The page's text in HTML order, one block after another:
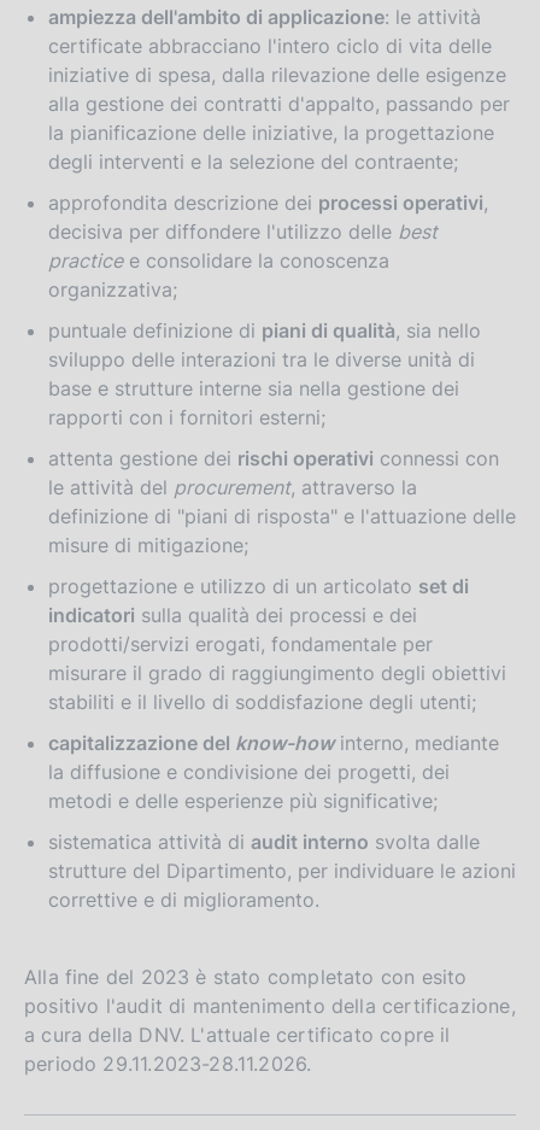
ampiezza dell'ambito di applicazione: le attività
certificate abbracciano l'intero ciclo di vita delle
iniziative di spesa, dalla rilevazione delle esigenze
alla gestione dei contratti d'appalto, passando per
la pianificazione delle iniziative, la progettazione
degli interventi e la selezione del contraente;
approfondita descrizione dei processi operativi,
decisiva per diffondere l'utilizzo delle best
practicee consolidare la conoscenza
organizzativa;
puntuale definizione di piani di qualità, sia nello
sviluppo delle interazioni tra le diverse unità di
base e strutture interne sia nella gestione dei
rapporti con i fornitori esterni;
attenta gestione dei rischi operativi connessi con
le attività del procurement, attraverso la
definizione di "piani di risposta" e l'attuazione delle
misure di mitigazione;
progettazione e utilizzo di un articolato set di
indicatori sulla qualità dei processi e dei
prodotti/servizi erogati, fondamentale per
misurare il grado di raggiungimento degli obiettivi
stabiliti e il livello di soddisfazione degli utenti;
capitalizzazione del know-howinterno, mediante
la diffusione e condivisione dei progetti, dei
metodi e delle esperienze più significative;
sistematica attività di audit interno svolta dalle
strutture del Dipartimento, per individuare le azioni
correttive e di miglioramento.
Alla fine del 2023 è stato completato con esito
positivo l'audit di mantenimento della certificazione,
a cura della DNV. L'attuale certificato copre il
periodo 29.11.2023-28.11.2026.